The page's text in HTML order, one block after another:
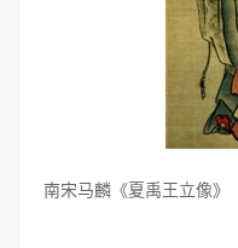
南宋马麟《夏禹王立像》